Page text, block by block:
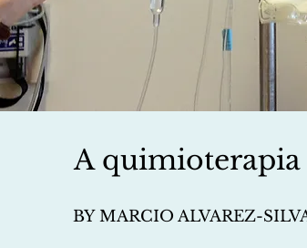
A quimioterapia
BY MARCIO ALVAREZ-